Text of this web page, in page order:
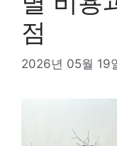
점
2026년 05월 19